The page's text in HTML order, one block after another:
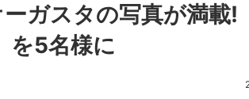
ーガスタの写真が満載!
を5名様に